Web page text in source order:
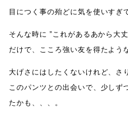
目につく事の殆どに気を使いすぎ
そんな時に ”これがあるあから大
だけで、こころ強い友を得たよう
大げさにはしたくないけれど、さ
このパンツとの出会いで、少しず
たかも、、、。